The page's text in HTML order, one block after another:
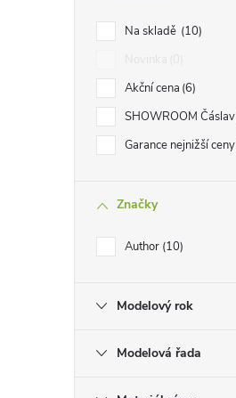
Na skladě 10
Akční cena 6
SHOWROOM Čáslav
Garance nejnižší ceny
Značky
Author 10
Modelový rok
Modelová řada